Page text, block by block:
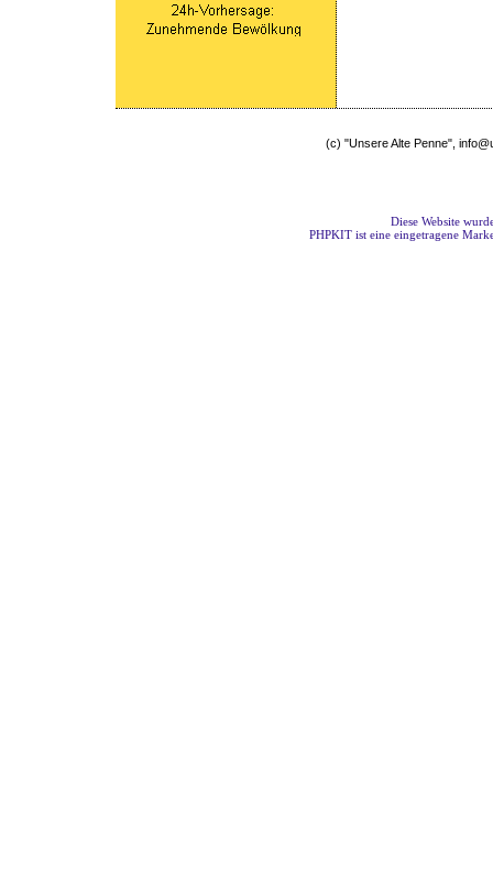
(c) "Unsere Alte Penne",
Diese Website
PHPKIT ist eine eingetragene